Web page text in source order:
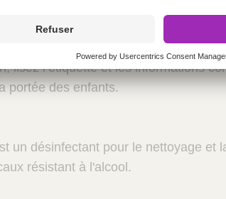
consultez la fiche de données de
lisez l’étiquette et les informations
portée des enfants.
un désinfectant pour le nettoyage et
résistant à l'alcool.